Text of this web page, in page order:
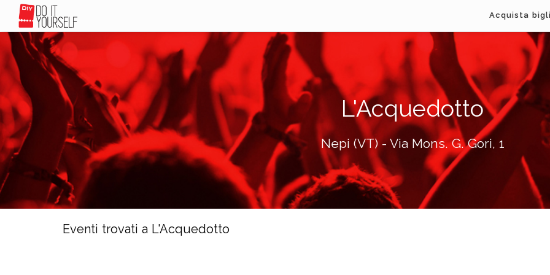
Acquista
L'Acquedotto
Nepi (VT) - Via Mons. G. Gori, 1
Eventi trovati a L'Acquedotto